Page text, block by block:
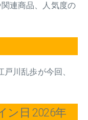
連商品、人気度の
川乱歩が今回、
ン日 2026年